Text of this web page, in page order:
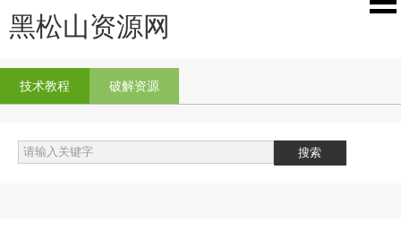
黑松山资源网
技术教程 破解资源